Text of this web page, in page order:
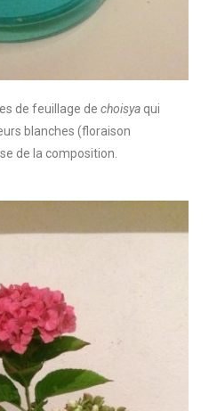
de feuillage de choisya qui
blanches (floraison
de la composition.